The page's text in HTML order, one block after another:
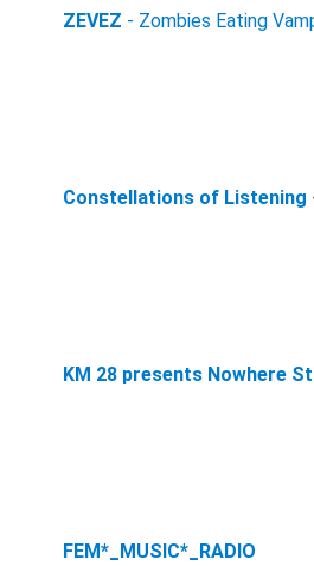
ZEVEZ - Zombies Eating
Constellations of Listening
KM 28 presents Nowhere
FEM*_MUSIC*_RADIO